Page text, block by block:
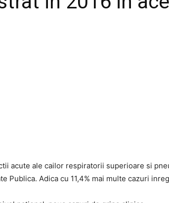
acute ale cailor respiratorii superioare si
Publica. Adica cu 11,4% mai multe cazuri